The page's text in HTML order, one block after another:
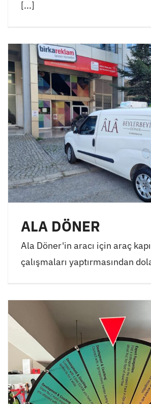
[...]
ALA DÖNER
Ala Döner'in aracı için araç
çalışmaları yaptırmasından